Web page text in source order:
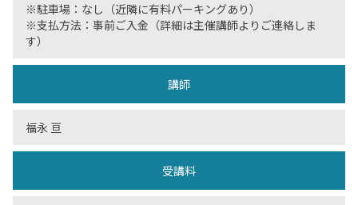
※駐車場：なし（近隣に有料パーキングあり）
※支払方法：事前ご入金（詳細は主催講師よりご連絡しま
す）
講師
福永 亘
受講料